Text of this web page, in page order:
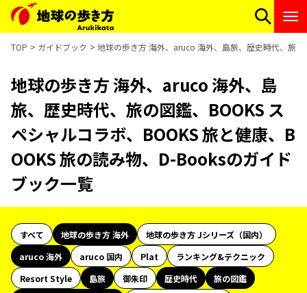
TOP ガイドブック 地球の歩き方 海外、aruco 海外、島旅、歴史時代、旅
地球の歩き方 海外、aruco 海外、島
旅、歴史時代、旅の図鑑、BOOKS ス
ペシャルコラボ、BOOKS 旅と健康、B
OOKS 旅の読み物、D-Booksのガイド
ブック一覧
すべて 地球の歩き方 海外
地球の歩き方 Jシリーズ（国内）
aruco 海外
aruco 国内 Plat
ランキング&テクニック
Resort Style
島旅 御朱印 歴史時代
旅の図鑑